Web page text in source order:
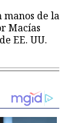
de la
Macías
EE. UU.